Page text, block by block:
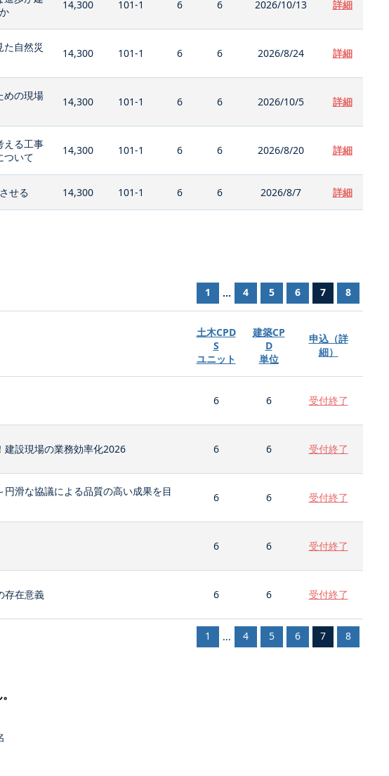
14,300 101-1 6 6 2026/10/13 詳細
た自然災
14,300 101-1 6 6 2026/8/24 詳細
めの現場
14,300 101-1 6 6 2026/10/5 詳細
える工事
ついて
14,300 101-1 6 6 2026/8/20 詳細
せる 14,300 101-1 6 6 2026/8/7 詳細
1 ... 4 5 6 7 8
土木CPD
S
ユニット
建築CP
D
単位
申込（詳
細）
6 6 受付終了
建設現場の業務効率化2026 6 6 受付終了
円滑な協議による品質の高い成果を目
6 6 受付終了
6 6 受付終了
存在意義 6 6 受付終了
1 ... 4 5 6 7 8